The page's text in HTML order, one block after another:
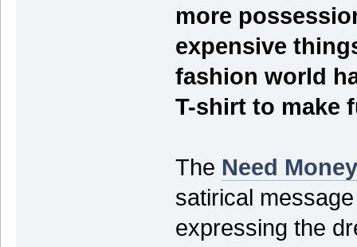
more
expensive
fashion world
T-shirt to make
The Need
satirical
expressing the